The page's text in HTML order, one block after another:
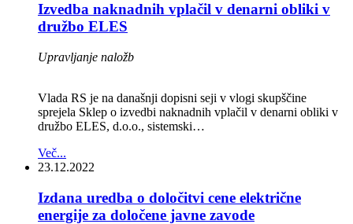
Izvedba naknadnih vplačil v denarni obliki v
družbo ELES
Upravljanje naložb
Vlada RS je na današnji dopisni seji v vlogi skupščine
sprejela Sklep o izvedbi naknadnih vplačil v denarni obliki v
družbo ELES, d.o.o., sistemski…
Več...
23.12.2022
Izdana uredba o določitvi cene električne
energije za določene javne zavode